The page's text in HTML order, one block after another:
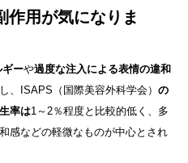
作用が気になりま
ギーや過度な注入による表情の違和
、ISAPS（国際美容外科学会） の
率は1～2％程度と比較的低く、多
感などの軽微なものが中心とされ